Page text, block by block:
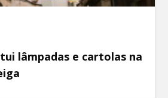
lâmpadas e cartolas na